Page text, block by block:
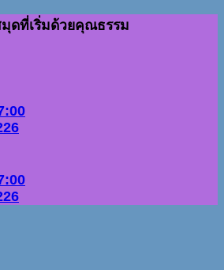
ดที่เริ่มด้วยคุณธรรม